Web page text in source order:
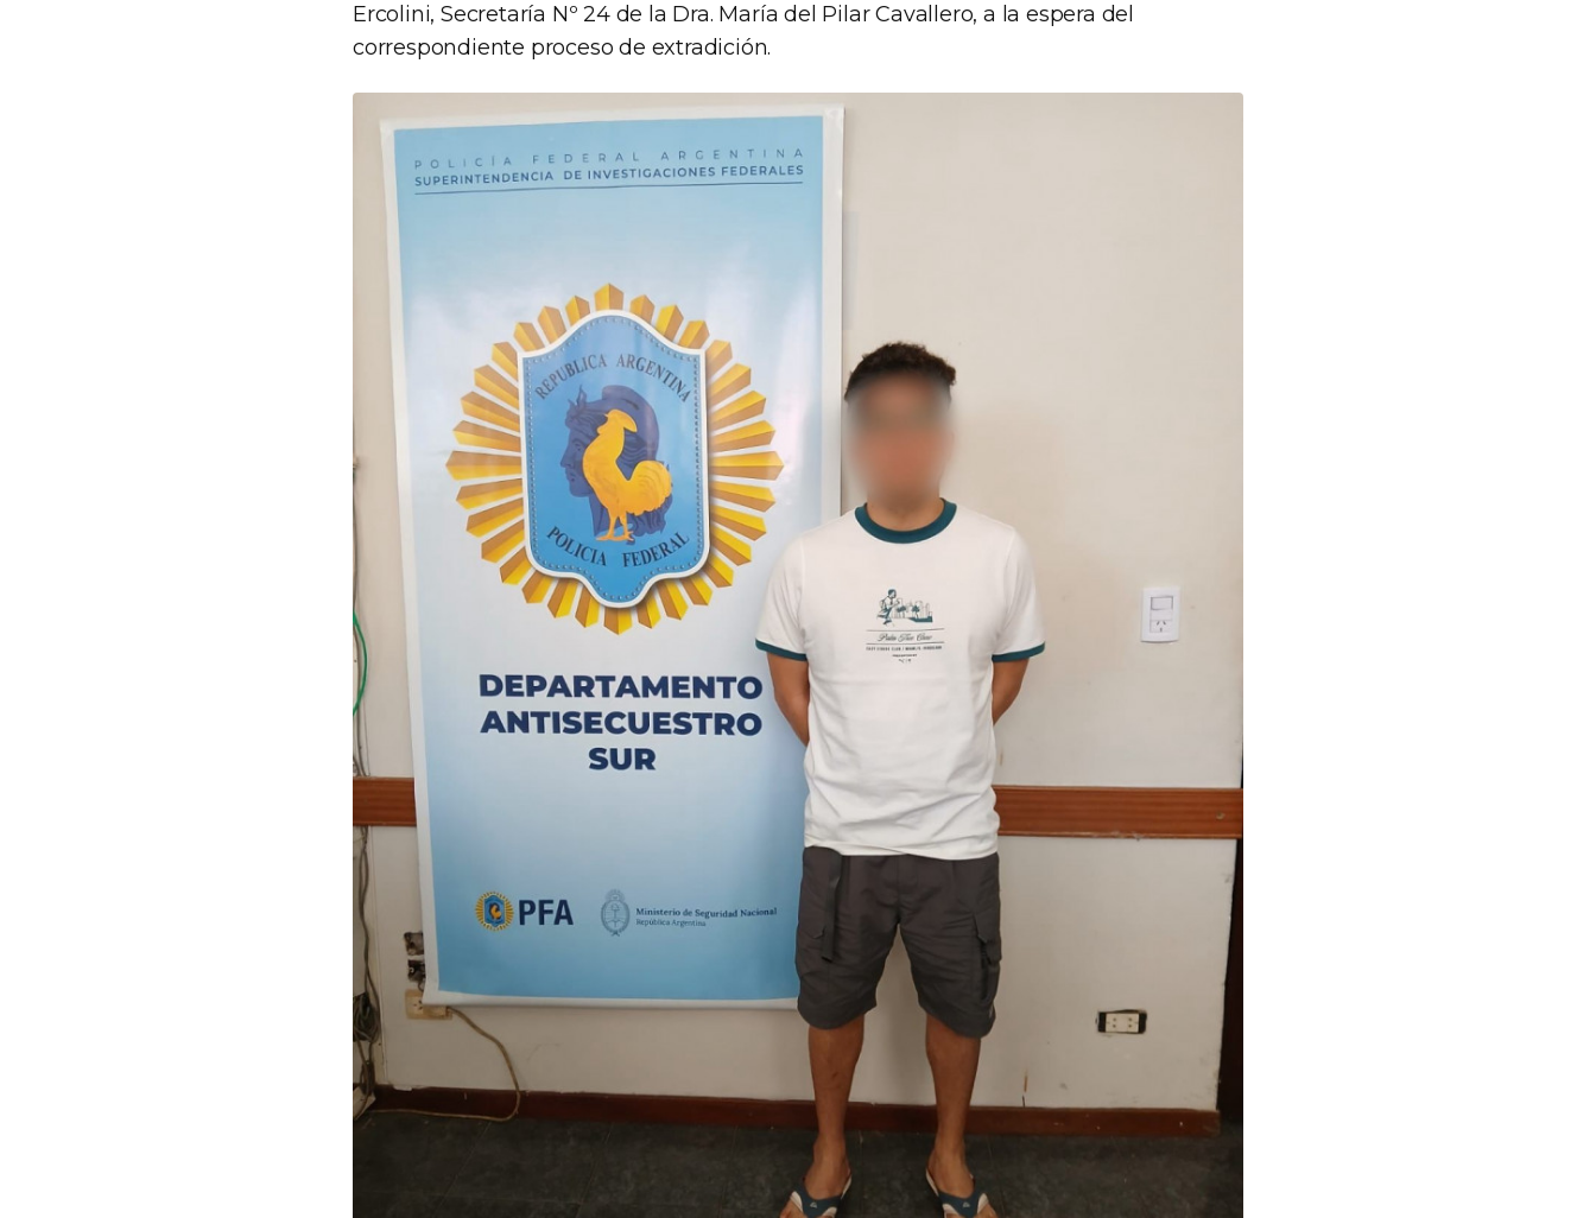
Ercolini, Secretaría Nº 24 de la Dra. María del Pilar Cavallero, a la espera del
correspondiente proceso de extradición.